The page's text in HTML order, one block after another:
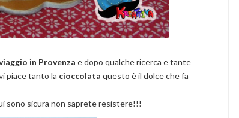
in Provenza e dopo qualche ricerca e tante
piace tanto la cioccolata questo è il dolce che fa
sono sicura non saprete resistere!!!